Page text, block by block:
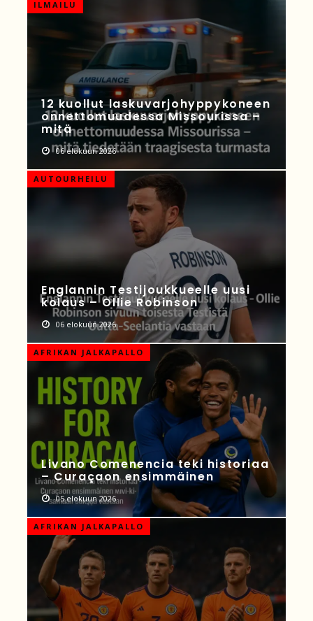
ILMAILU
12 kuollut laskuvarjohyppykoneen
onnettomuudessa Missourissa –
mitä
06 elokuun 2026
AUTOURHEILU
Englannin Testijoukkueelle uusi
kolaus – Ollie Robinson
06 elokuun 2026
AFRIKAN JALKAPALLO
Livano Comenencia teki historiaa
– Curaçaon ensimmäinen
05 elokuun 2026
AFRIKAN JALKAPALLO